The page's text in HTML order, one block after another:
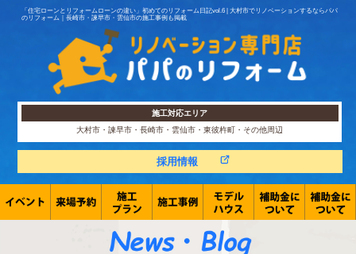
「住宅ローンとリフォームローンの違い」初めてのリフォーム日記vol.6 | 大村市でリノベーションするならパパ
のリフォーム｜長崎市・諫早市・雲仙市の施工事例も掲載
施工対応エリア
大村市・諫早市・長崎市・雲仙市・東彼杵町・その他周辺
採用情報